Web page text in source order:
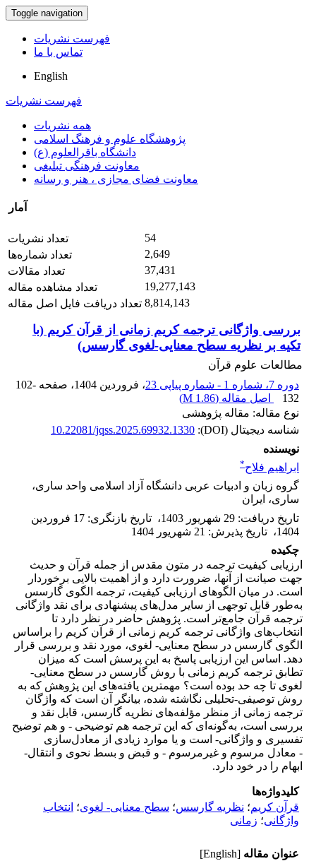
Toggle navigation
فهرست نشریات
تماس با ما
English
فهرست نشریات
همه نشریات
پژوهشگاه علوم و فرهنگ اسلامی
دانشگاه باقرالعلوم (ع)
معاونت فرهنگی تبلیغی
معاونت فضای مجازی ، هنر و رسانه
آمار
تعداد نشریات
54
تعداد شماره‌ها
2,649
تعداد مقالات
37,431
تعداد مشاهده مقاله
19,277,143
تعداد دریافت فایل اصل مقاله 8,814,143
بررسی واژگانی ترجمه کریم زمانی از قرآن کریم (با
تکیه بر نظریه سطح معنایی-لغوی گارسس)
مطالعات علوم قرآن
دوره 7، شماره 1 - شماره پیاپی 23
، فروردین 1404 ، صفحه 102-
132
اصل مقاله (1.86 M
)
نوع مقاله: مقاله پژوهشی
شناسه دیجیتال (DOI):
10.22081/jqss.2025.69932.1330
نویسنده
ابراهیم فلاح*
گروه زبان و ادبیات عربی دانشگاه آزاد اسلامی واحد ساری،
ساری، ایران
تاریخ دریافت: 29 شهریور 1403 ، تاریخ بازنگری:
17 فروردین
1404، تاریخ پذیرش: 21 شهریور 1404
چکیده
ارزیابی کیفیت ترجمه در متون مقدس از جمله قرآن و حدیث
جهت صیانت از آنها، ضرورت دارد و از اهمیت بالایی برخوردار
است. در میان الگوهای ارزیابی کیفیت، ترجمه الگوی گارسس
به‌طور قابل توجهی از سایر مدل‌های پیشنهادی برای نقد واژگانی
ترجمه قرآن جامع‌تر است. پژوهش حاضر در نظر دارد تا
انتخاب‌های واژگانی ترجمه کریم زمانی از قرآن کریم را براساس
الگوی گارسس در سطح معنایی- لغوی، مورد نقد و بررسی قرار
دهد. اساس این ارزیابی پاسخ به این پرسش است که میزان
تطابق ترجمه کریم زمانی با روش گارسس در سطح معنایی-
لغوی تا چه حد بوده است؟ مهمترین یافته‌های این پژوهش که به
روش توصیفی-تحلیلی نگاشته شده، بیانگر آن است که واژگان
ترجمه زمانی از منظر مؤلفه‌های نظریه گارسس، قابل نقد و
بررسی است، به‌گونه‌ای که این ترجمه هم توضیحی - و هم توضیح
تفسیری و واژگانی- است و یا موارد زیادی از معادل‌سازی
- معادل مرسوم و غیرمرسوم - و قبض و بسط نحوی و انتقال-
ابهام را در خود دارد.
کلیدواژه‌ها
قرآن کریم؛ نظریه گارسس؛ سطح معنایی- لغوی؛ انتخاب
واژگانی؛ زمانی
عنوان مقاله [English]